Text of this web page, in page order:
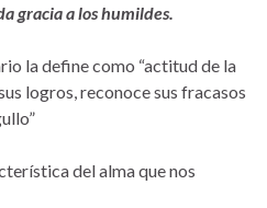
gracia a los humildes.
la define como “actitud de la
logros, reconoce sus fracasos
del alma que nos